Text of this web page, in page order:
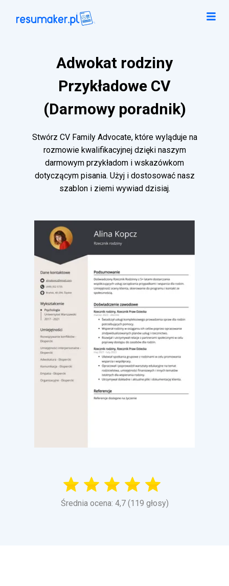
Adwokat rodziny
Przykładowe CV
(Darmowy poradnik)
Stwórz CV Family Advocate, które wyląduje na
rozmowie kwalifikacyjnej dzięki naszym
darmowym przykładom i wskazówkom
dotyczącym pisania. Użyj i dostosować nasz
szablon i ziemi wywiad dzisiaj.
Średnia ocena: 4,7 (119 głosy)